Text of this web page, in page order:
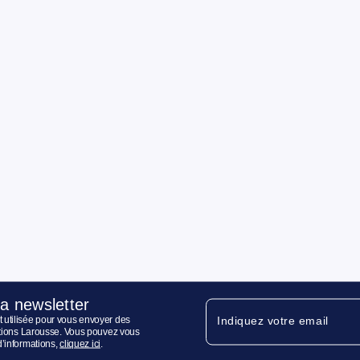
newsletter
pour vous envoyer des
Larousse. Vous pouvez vous
cliquez ici
Indiquez votre email